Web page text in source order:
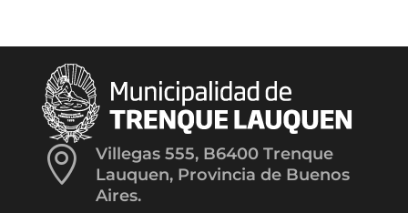

Villegas 555, B6400 Trenque
Lauquen, Provincia de Buenos
Aires.